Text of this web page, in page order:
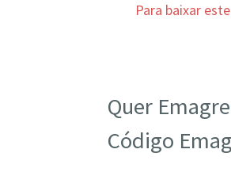
Para baixar
Quer
Código